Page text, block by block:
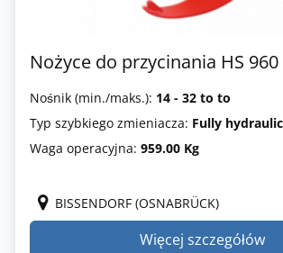
Nożyce do przycinania HS 960
Nośnik (min./maks.): 14 - 32 to to
Typ szybkiego zmieniacza: Fully hydraulic
Waga operacyjna: 959.00 Kg
BISSENDORF (OSNABRÜCK)
Więcej szczegółów